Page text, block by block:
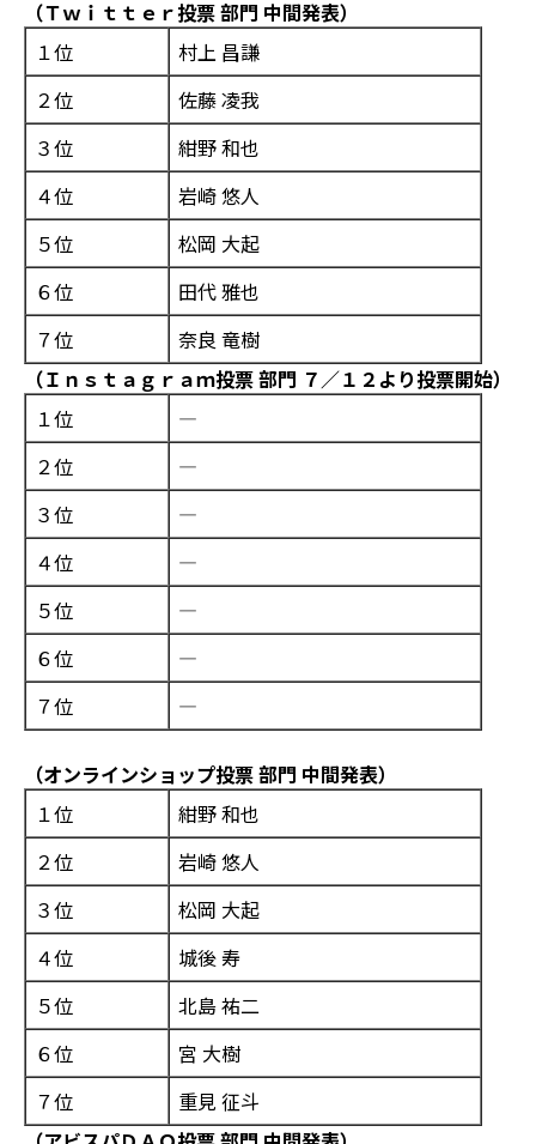
（Ｔｗｉｔｔｅｒ投票 部門 中間発表）
１位
村上 昌謙
２位
佐藤 凌我
３位
紺野 和也
４位
岩崎 悠人
５位
松岡 大起
６位
田代 雅也
７位
奈良 竜樹
（Ｉｎｓｔａｇｒａｍ投票 部門 ７／１２より投票開始）
１位
―
２位
―
３位
―
４位
―
５位
―
６位
―
７位
―
（オンラインショップ投票 部門 中間発表）
１位
紺野 和也
２位
岩崎 悠人
３位
松岡 大起
４位
城後 寿
５位
北島 祐二
６位
宮 大樹
７位
重見 征斗